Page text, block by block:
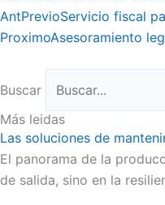
AntPrevioServicio fiscal
ProximoAsesoramiento
Buscar
Más leidas
Las soluciones de
El panorama de la
de salida, sino en la